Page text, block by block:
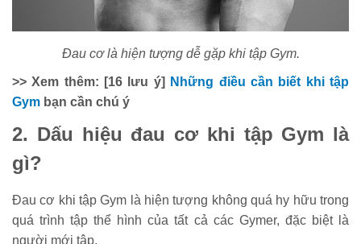
Đau cơ là hiện tượng dễ gặp khi tập Gym.
>> Xem thêm: [16 lưu ý]
Những điều cần biết khi tập
Gym bạn cần chú ý
2. Dấu hiệu đau cơ khi tập Gym là
gì?
Đau cơ khi tập Gym là hiện tượng không quá hy hữu trong
quá trình tập thể hình của tất cả các Gymer, đặc biệt là
người mới tập.